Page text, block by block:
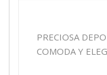
PRECIOSA
COMODA Y